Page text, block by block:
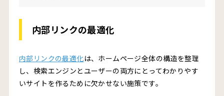
内部リンクの最適化
内部リンクの最適化は、ホームページ全体の構造を整理
し、検索エンジンとユーザーの両方にとってわかりやす
いサイトを作るために欠かせない施策です。